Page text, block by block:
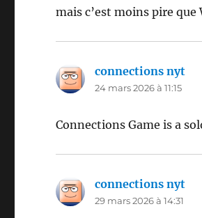
mais c’est moins pire que
connections nyt
24 mars 2026 à 11:15
Connections Game is a
connections nyt
29 mars 2026 à 14:31